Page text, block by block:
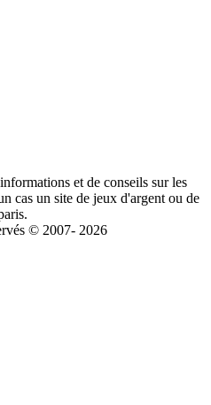
et de conseils sur les
cas un site de jeux d'argent ou de
© 2007- 2026